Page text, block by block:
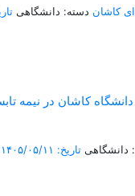
کاشان دسته: دانشگاهی تاریخ:
کاشان در نیمه
دانشگاهی تاریخ: ۱۴۰۵/۰۵/۱۱